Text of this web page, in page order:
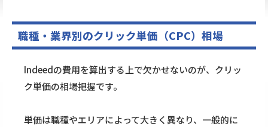
職種・業界別のクリック単価（CPC）相場
Indeedの費用を算出する上で欠かせないのが、クリッ
ク単価の相場把握です。
単価は職種やエリアによって大きく異なり、一般的に